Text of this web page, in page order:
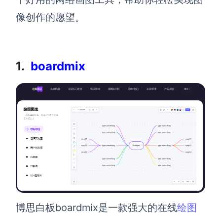
向团队介绍
下载
解决方案
团队协作提效
在线绘图
像创作的愿望。
1. boardmix
博思白板boardmix是一款强大的在线绘图